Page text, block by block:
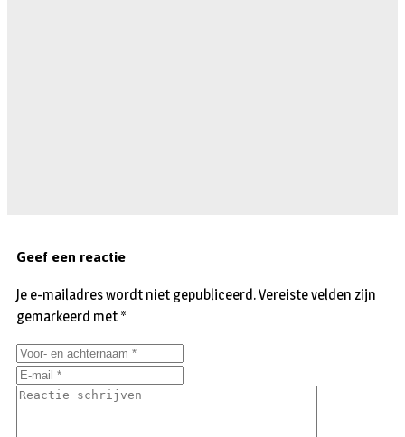
Geef een reactie
Je e-mailadres wordt niet gepubliceerd.Vereiste velden zijn
gemarkeerd met *